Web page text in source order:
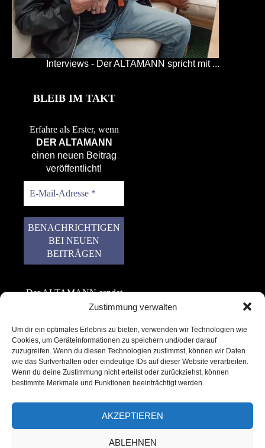
Zustimmung verwalten
Um dir ein optimales Erlebnis zu bieten, verwenden wir Technologien wie
Cookies, um Geräteinformationen zu speichern und/oder darauf
zuzugreifen. Wenn du diesen Technologien zustimmst, können wir Daten
wie das Surfverhalten oder eindeutige IDs auf dieser Website verarbeiten.
Wenn du deine Zustimmung nicht erteilst oder zurückziehst, können
bestimmte Merkmale und Funktionen beeinträchtigt werden.
AKZEPTIEREN
ABLEHNEN
Interviews - Der ALTAMANN spricht mit ...
BLEIB IM TAKT
Erfahre als Erster, wenn
DER ALTAMANN
einen neuen Beitrag
veröffentlicht!
Der ALTAMANN sendet
keinen Spam! Er gibt
weiter. Erfahre mehr in
unserer
Datenschutzerklärung.